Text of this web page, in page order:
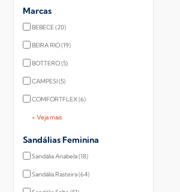
Marcas
BEBECE(20)
BEIRA RIO(19)
BOTTERO(5)
CAMPESI(5)
COMFORTFLEX(6)
+ Veja mais
Sandálias Feminina
Sandália Anabela(18)
Sandália Rasteira(64)